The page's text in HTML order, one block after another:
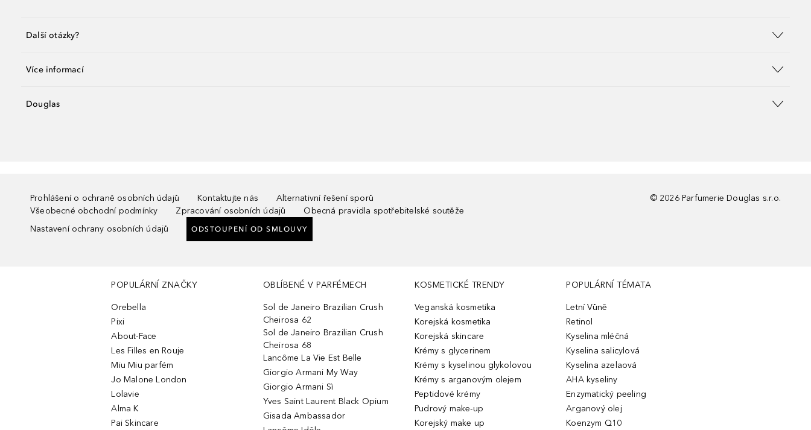
Další otázky?
Více informací
Douglas
Prohlášení o ochraně osobních údajů Kontaktujte nás
Alternativní řešení sporů
Všeobecné obchodní podmínky
Zpracování osobních údajů
Obecná pravidla spotřebitelské soutěže
Nastavení ochrany osobních údajů
ODSTOUPENÍ OD SMLOUVY
© 2026 Parfumerie Douglas s.r.o.
POPULÁRNÍ ZNAČKY
Orebella
Pixi
About-Face
Les Filles en Rouje
Miu Miu parfém
Jo Malone London
Lolavie
Alma K
Pai Skincare
OBLÍBENÉ V PARFÉMECH
Sol de Janeiro Brazilian Crush
Cheirosa 62
Sol de Janeiro Brazilian Crush
Cheirosa 68
Lancôme La Vie Est Belle
Giorgio Armani My Way
Giorgio Armani Sì
Yves Saint Laurent Black Opium
Gisada Ambassador
KOSMETICKÉ TRENDY
Veganská kosmetika
Korejská kosmetika
Korejská skincare
Krémy s glycerinem
Krémy s kyselinou glykolovou
Krémy s arganovým olejem
Peptidové krémy
Pudrový make-up
Korejský make up
POPULÁRNÍ TÉMATA
Letní Vůně
Retinol
Kyselina mléčná
Kyselina salicylová
Kyselina azelaová
AHA kyseliny
Enzymatický peeling
Arganový olej
Koenzym Q10